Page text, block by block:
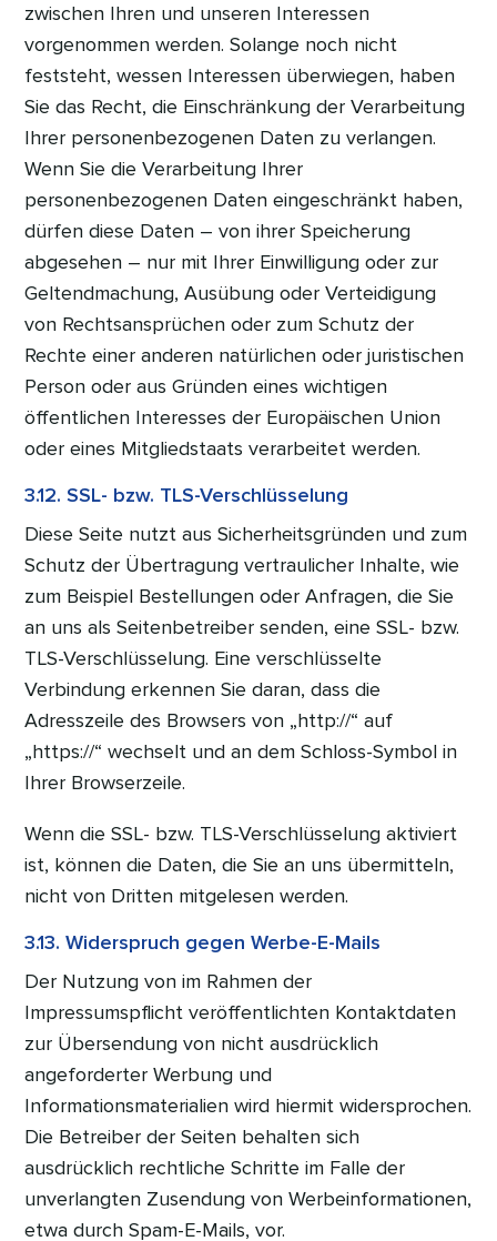
zwischen Ihren und unseren Interessen
vorgenommen werden. Solange noch nicht
feststeht, wessen Interessen überwiegen, haben
Sie das Recht, die Einschränkung der Verarbeitung
Ihrer personenbezogenen Daten zu verlangen.
Wenn Sie die Verarbeitung Ihrer
personenbezogenen Daten eingeschränkt haben,
dürfen diese Daten – von ihrer Speicherung
abgesehen – nur mit Ihrer Einwilligung oder zur
Geltendmachung, Ausübung oder Verteidigung
von Rechtsansprüchen oder zum Schutz der
Rechte einer anderen natürlichen oder juristischen
Person oder aus Gründen eines wichtigen
öffentlichen Interesses der Europäischen Union
oder eines Mitgliedstaats verarbeitet werden.
3.12. SSL- bzw. TLS-Verschlüsselung
Diese Seite nutzt aus Sicherheitsgründen und zum
Schutz der Übertragung vertraulicher Inhalte, wie
zum Beispiel Bestellungen oder Anfragen, die Sie
an uns als Seitenbetreiber senden, eine SSL- bzw.
TLS-Verschlüsselung. Eine verschlüsselte
Verbindung erkennen Sie daran, dass die
Adresszeile des Browsers von „http://“ auf
„https://“ wechselt und an dem Schloss-Symbol in
Ihrer Browserzeile.
Wenn die SSL- bzw. TLS-Verschlüsselung aktiviert
ist, können die Daten, die Sie an uns übermitteln,
nicht von Dritten mitgelesen werden.
3.13. Widerspruch gegen Werbe-E-Mails
Der Nutzung von im Rahmen der
Impressumspflicht veröffentlichten Kontaktdaten
zur Übersendung von nicht ausdrücklich
angeforderter Werbung und
Informationsmaterialien wird hiermit widersprochen.
Die Betreiber der Seiten behalten sich
ausdrücklich rechtliche Schritte im Falle der
unverlangten Zusendung von Werbeinformationen,
etwa durch Spam-E-Mails, vor.